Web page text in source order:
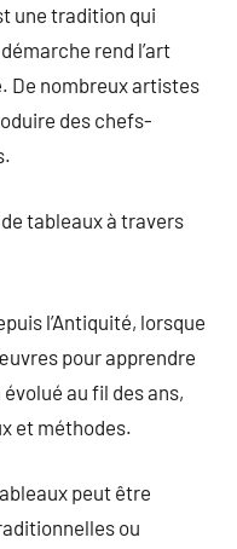
une tradition qui
rend l’art
De nombreux artistes
des chefs-
tableaux à travers
l’Antiquité, lorsque
pour apprendre
au fil des ans,
et méthodes.
peut être
ou